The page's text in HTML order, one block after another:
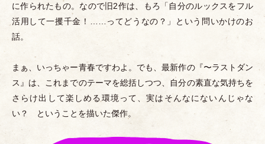
に作られたもの。なので旧2作は、もろ
「 自分のルックスをフル
活用して一攫千金！……ってどうなの？ 」
という問いかけのお
話。
まぁ、いっちゃー青春ですわよ。でも、最新作の『〜ラストダン
ス』は、これまでのテーマを総括しつつ、自分の素直な気持ちを
さらけ出して楽しめる環境って、実はそんなにないんじゃな
い？ ということを描いた傑作。